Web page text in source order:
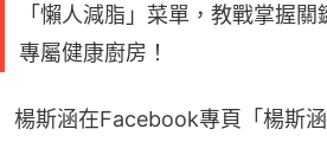
「懶人減脂」菜單，教戰掌握
專屬健康廚房！
楊斯涵在Facebook專頁「楊斯